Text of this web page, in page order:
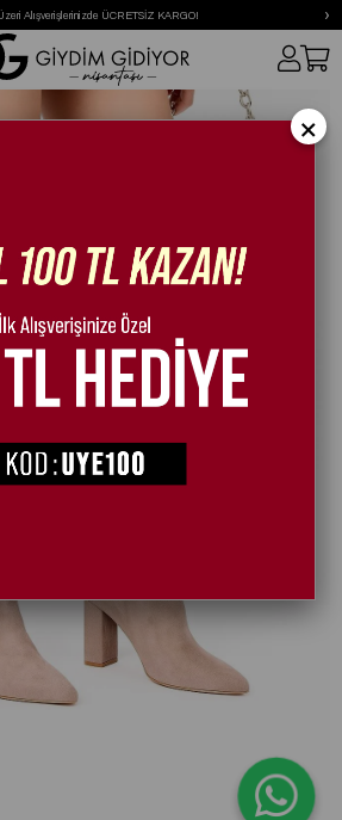
Alışverişlerinizde ÜCRETSİZ KARGO! ›
Bej
×